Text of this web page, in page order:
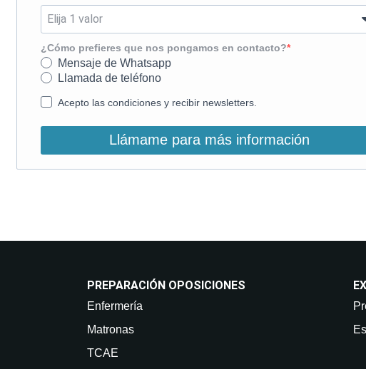
¿Cómo prefieres que nos pongamos en contacto?
Mensaje de Whatsapp
Llamada de teléfono
Acepto las condiciones y recibir newsletters.
Llámame para más información
PREPARACIÓN OPOSICIONES
Enfermería
Matronas
TCAE